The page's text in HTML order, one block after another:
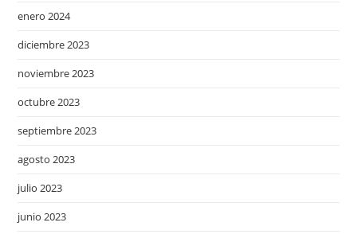
enero 2024
diciembre 2023
noviembre 2023
octubre 2023
septiembre 2023
agosto 2023
julio 2023
junio 2023